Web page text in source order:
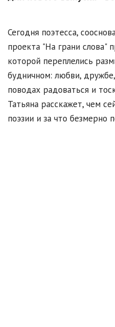
Сегодня поэтесса,
проекта "На грани слова"
которой переплелись
будничном: любви,
поводах радоваться и
Татьяна расскажет, чем
поэзии и за что безмерно